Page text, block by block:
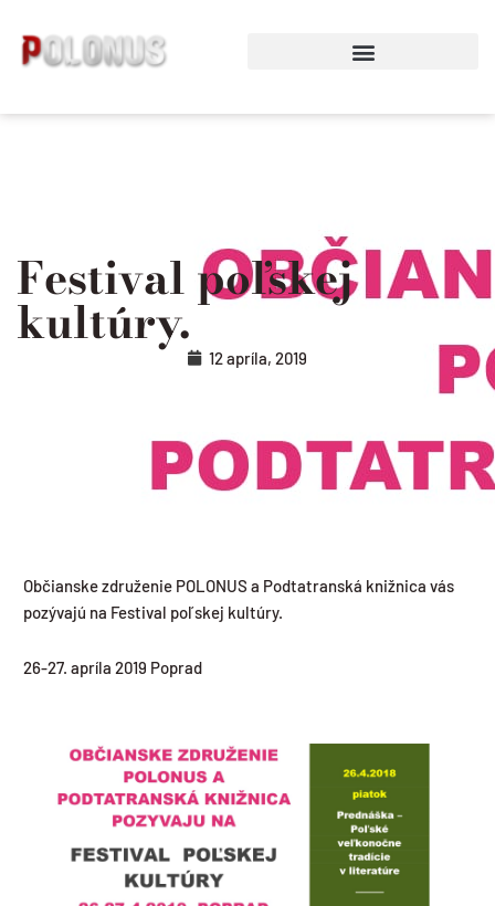
obsah
Festival poľskej
kultúry.
12 apríla, 2019
Občianske združenie POLONUS a Podtatranská knižnica vás
pozývajú na Festival poľskej kultúry.
26-27. apríla 2019 Poprad